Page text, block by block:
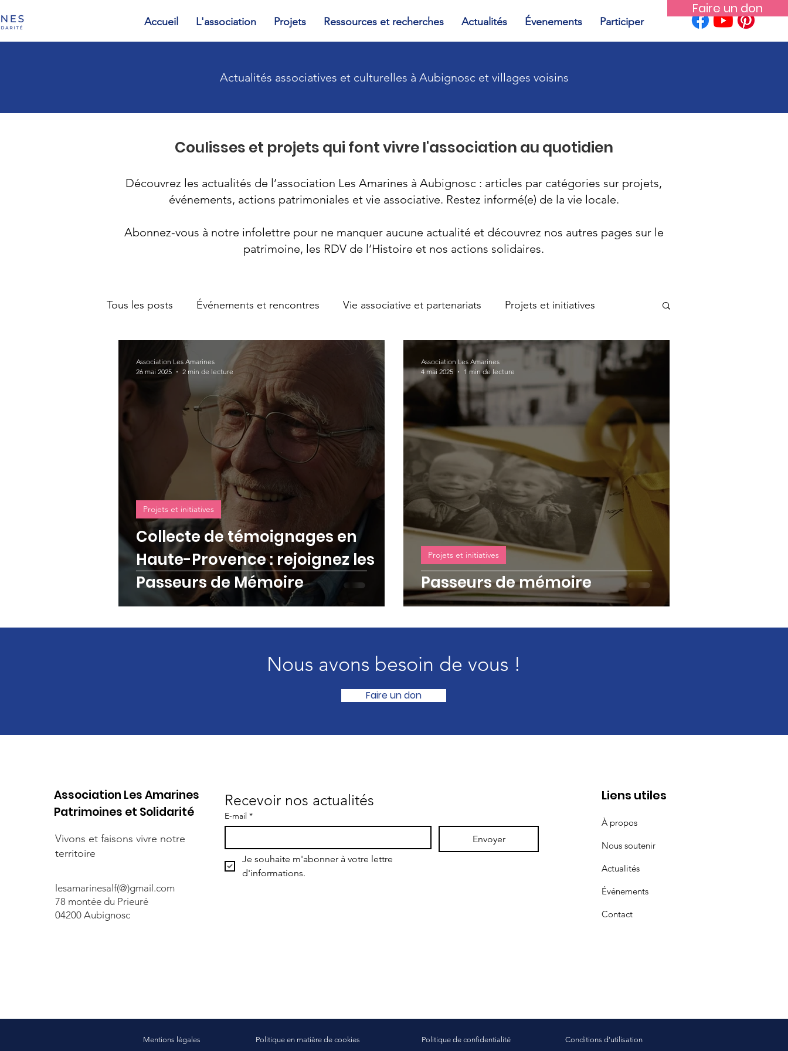
Faire un don
Accueil L'association Projets Ressources et recherches Actualités Évenements Participer
Actualités associatives et culturelles à Aubignosc et villages voisins
Coulisses et projets qui font vivre l'association au quotidien
Découvrez les actualités de l’association Les Amarines à Aubignosc : articles par catégories sur projets,
événements, actions patrimoniales et vie associative. Restez informé(e) de la vie locale.
Abonnez-vous à notre infolettre pour ne manquer aucune actualité et découvrez nos autres pages sur le
patrimoine, les RDV de l’Histoire et nos actions solidaires.
Tous les posts Événements et rencontres Vie associative et partenariats Projets et initiatives
Collecte de témoignages en
Haute-Provence : rejoignez les
Passeurs de Mémoire
Projets et initiatives
Association Les Amarines
26 mai 2025
2 min de lecture
Passeurs de mémoire
Projets et initiatives
Association Les Amarines
4 mai 2025
1 min de lecture
Nous avons besoin de vous !
Faire un don
Association Les Amarines
Patrimoines et Solidarité
Vivons et faisons vivre notre
territoire
lesamarinesalf(@)gmail.com
78 montée du Prieuré
04200 Aubignosc
Recevoir nos actualités
E-mail *
Envoyer
Je souhaite m'abonner à votre lettre
d'informations.
Liens utiles
À propos
Nous soutenir
Actualités
Événements
Contact
Mentions légales Politique en matière de cookies Politique de confidentialité Conditions d'utilisation